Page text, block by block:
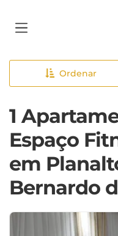
Ordenar
1
Espaço
em
Bernardo